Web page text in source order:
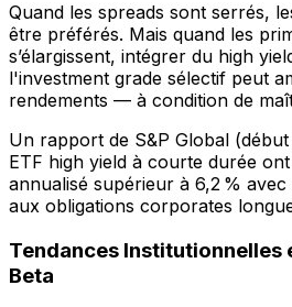
Quand les spreads sont serrés,
être préférés. Mais quand les
s’élargissent, intégrer du high
l'investment grade sélectif peut
rendements — à condition de
Un rapport de S&P Global
ETF high yield à courte durée
annualisé supérieur à 6,2 %
aux obligations corporates
Tendances Institutionnelles
Beta